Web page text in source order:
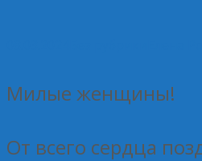
Милые женщины!
От всего сердца